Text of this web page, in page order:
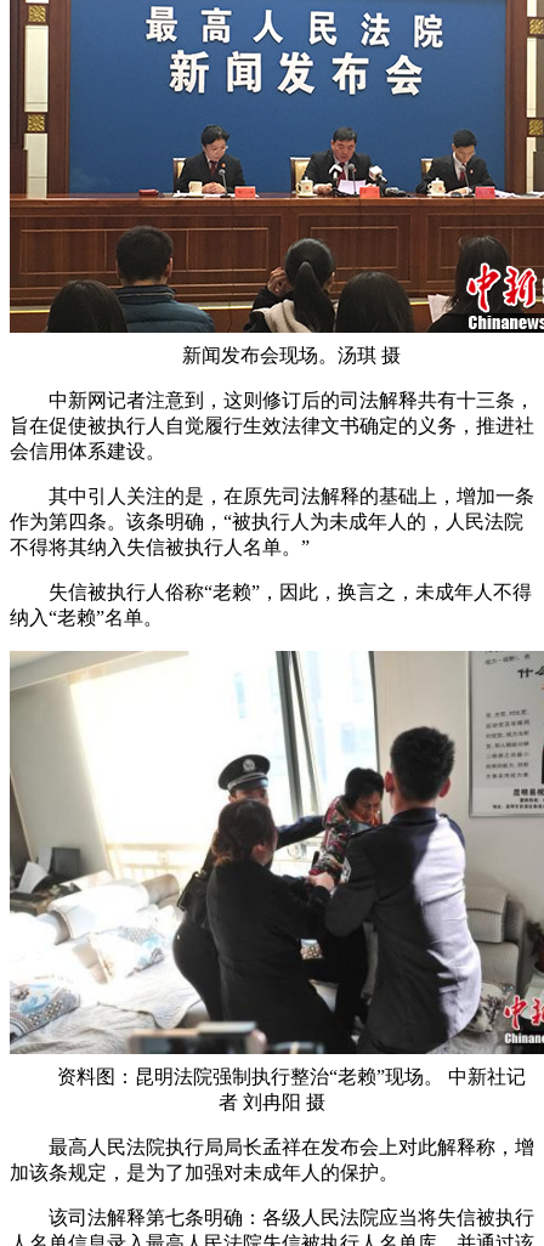
新闻发布会现场。汤琪 摄
中新网记者注意到，这则修订后的司法解释共有十三条，
旨在促使被执行人自觉履行生效法律文书确定的义务，推进社
会信用体系建设。
其中引人关注的是，在原先司法解释的基础上，增加一条
作为第四条。该条明确，“被执行人为未成年人的，人民法院
不得将其纳入失信被执行人名单。”
失信被执行人俗称“老赖”，因此，换言之，未成年人不得
纳入“老赖”名单。
资料图：昆明法院强制执行整治“老赖”现场。 中新社记
者 刘冉阳 摄
最高人民法院执行局局长孟祥在发布会上对此解释称，增
加该条规定，是为了加强对未成年人的保护。
该司法解释第七条明确：各级人民法院应当将失信被执行